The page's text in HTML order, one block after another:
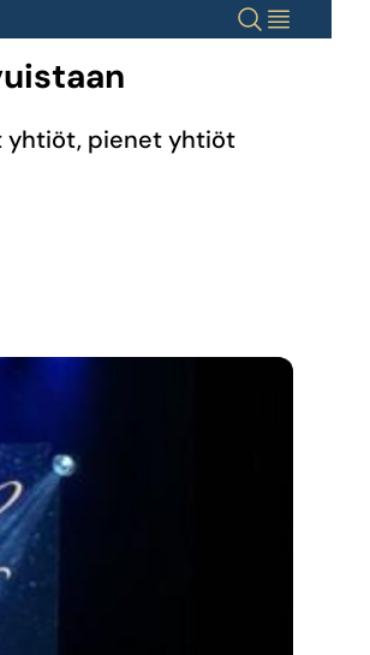
HakuValikko
yhtiöt, pienet yhtiöt